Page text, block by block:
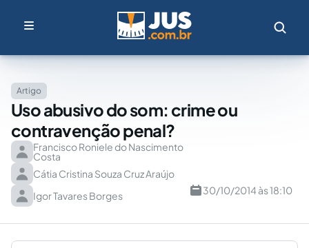
Artigo
Uso abusivo do som: crime ou
contravenção penal?
Francisco Roniele do Nascimento
Costa
Cátia Cristina Souza Cruz Araújo
Igor Tavares Borges
30/10/2014 às 18:10